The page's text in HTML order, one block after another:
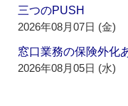
三つのPUSH
2026年08月07日 (金)
窓口業務の保険外化
2026年08月05日 (水)